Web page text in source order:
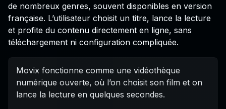
de nombreux genres, souvent disponibles en version
française. L’utilisateur choisit un titre, lance la lecture
et profite du contenu directement en ligne, sans
téléchargement ni configuration compliquée.
Movix fonctionne comme une vidéothèque
numérique ouverte, où l’on choisit son film et on
lance la lecture en quelques secondes.